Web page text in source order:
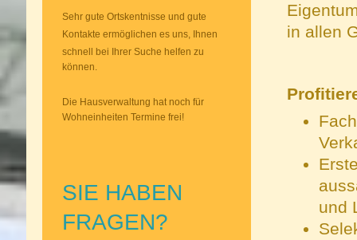
in allen
und
Sehr gute Ortskentnisse und gute
Kontakte ermöglichen es uns, Ihnen
schnell bei Ihrer Suche helfen zu
können.
Die Hausverwaltung hat noch für
Wohneinheiten Termine frei!
SIE HABEN
FRAGEN?